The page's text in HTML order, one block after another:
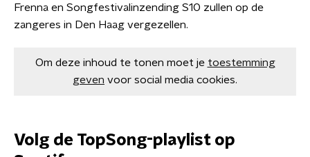
Frenna en Songfestivalinzending S10 zullen op de
zangeres in Den Haag vergezellen.
Om deze inhoud te tonen moet je toestemming
geven voor social media cookies.
Volg de TopSong-playlist op